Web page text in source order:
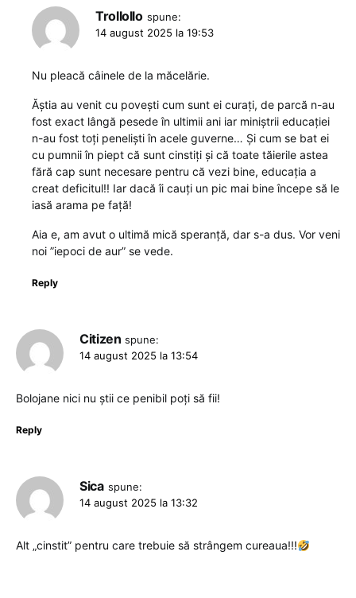
Trollollo spune:
14 august 2025 la 19:53
Nu pleacă câinele de la măcelărie.
Ăștia au venit cu povești cum sunt ei curați, de parcă n-au
fost exact lângă pesede în ultimii ani iar miniștrii educației
n-au fost toți peneliști în acele guverne… Și cum se bat ei
cu pumnii în piept că sunt cinstiți și că toate tăierile astea
fără cap sunt necesare pentru că vezi bine, educația a
creat deficitul!! Iar dacă îi cauți un pic mai bine începe să le
iasă arama pe față!
Aia e, am avut o ultimă mică speranță, dar s-a dus. Vor veni
noi ”iepoci de aur” se vede.
Reply
Citizen spune:
14 august 2025 la 13:54
Bolojane nici nu știi ce penibil poți să fii!
Reply
Sica spune:
14 august 2025 la 13:32
Alt „cinstit” pentru care trebuie să strângem cureaua!!!